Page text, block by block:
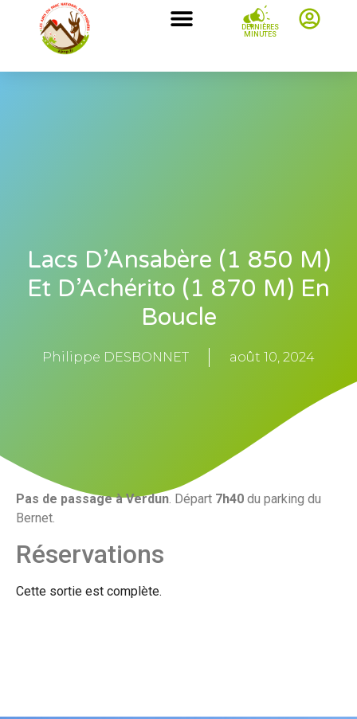
DERNIÈRES
MINUTES
Lacs D’Ansabère (1 850 M)
Et D’Achérito (1 870 M) En
Boucle
Philippe DESBONNET août 10, 2024
Pas de passage à Verdun . Départ 7h40 du parking du
Bernet.
Réservations
Cette sortie est complète.